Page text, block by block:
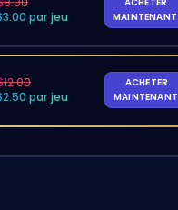
par jeu
MAINTENANT
par jeu
ACHETER
MAINTENANT